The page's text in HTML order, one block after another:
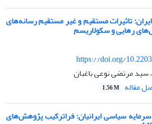
تاثیرات مستقیم و غیر مستقیم رسانه‌های
رهایی و سکولاریسم
https://doi.org/
مرتضی نوعی باغبان
مقاله 1.56 M
سرمایه سیاسی ایرانیان: فراترکیب پژوهش‌های